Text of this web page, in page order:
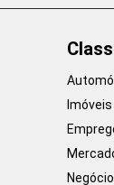
Imóveis